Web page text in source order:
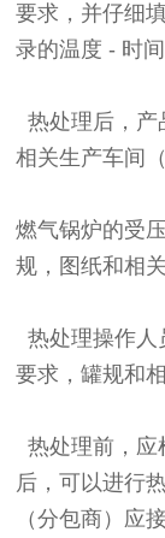
要求，并仔细
录的温度 - 时间
热处理后，产
相关生产车间
燃气锅炉的受
规，图纸和相
热处理操作人
要求，罐规和
热处理前，应
后，可以进行
（分包商）应